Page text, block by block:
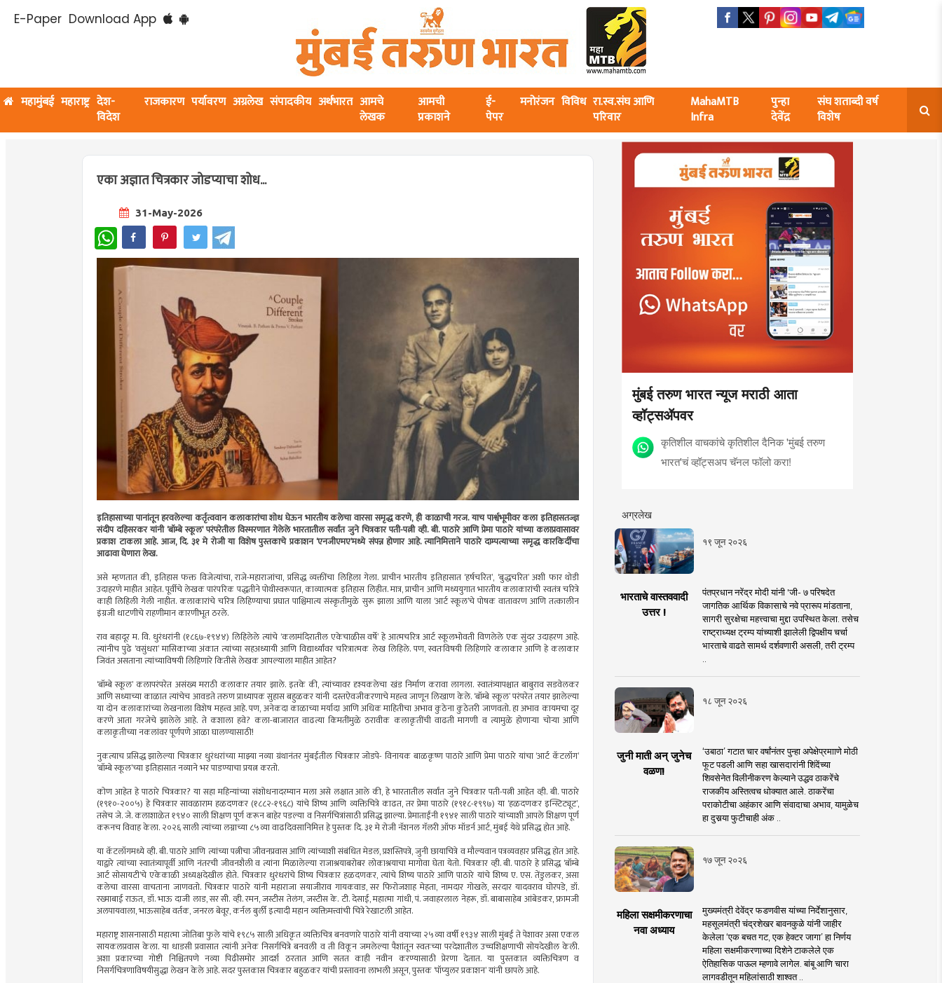
E-Paper Download App
महामुंबई महाराष्ट्र देश-
विदेश
राजकारण पर्यावरण अग्रलेख संपादकीय अर्थभारत आमचे
लेखक
आमची
प्रकाशने
ई-
पेपर
मनोरंजन विविध रा.स्व.संघ आणि
परिवार
MahaMTB
Infra
पुन्हा
देवेंद्र
संघ शताब्दी वर्ष
विशेष
एका अज्ञात चित्रकार जोडप्याचा शोध...
31-May-2026
WhatsApp
इतिहासाच्या पानांतून हरवलेल्या कर्तृत्ववान कलाकारांचा शोध घेऊन भारतीय कलेचा वारसा समृद्ध करणे, ही काळाची गरज. याच पार्श्वभूमीवर कला इतिहासतज्ज्ञ
संदीप दहिसरकर यांनी ‘बॉम्बे स्कूल’ परंपरेतील विस्मरणात गेलेले भारतातील सर्वांत जुने चित्रकार पती-पत्नी व्ही. बी. पाठारे आणि प्रेमा पाठारे यांच्या कलाप्रवासावर
प्रकाश टाकला आहे. आज, दि. ३१ मे रोजी या विशेष पुस्तकाचे प्रकाशन ‘एनजीएमए’मध्ये संपन्न होणार आहे. त्यानिमित्ताने पाठारे दाम्पत्याच्या समृद्ध कारकिर्दीचा
आढावा घेणारा लेख.
असे म्हणतात की, इतिहास फक्त विजेत्यांचा, राजे-महाराजांचा, प्रसिद्ध व्यक्तींचा लिहिला गेला. प्राचीन भारतीय इतिहासात ‘हर्षचरित’, ‘बुद्धचरित’ अशी फार थोडी
उदाहरणे माहीत आहेत. पूर्वीचे लेखक पारंपरिक पद्धतीने पोथीस्वरूपात, काव्यात्मक इतिहास लिहीत. मात्र, प्राचीन आणि मध्ययुगात भारतीय कलाकारांची स्वतंत्र चरित्रे
काही लिहिली गेली नाहीत. कलाकारांचे चरित्र लिहिण्याचा प्रघात पाश्चिमात्य संस्कृतीमुळे सुरू झाला आणि याला ‘आर्ट स्कूल’चे पोषक वातावरण आणि तत्कालीन
इंग्रजी धाटणीचे राहणीमान कारणीभूत ठरले.
राव बहादूर म. वि. धुरंधरांनी (१८६७-१९४४) लिहिलेले त्यांचे ‘कलामंदिरातील एकेचाळीस वर्षे’ हे आत्मचरित्र आर्ट स्कूलभोवती विणलेले एक सुंदर उदाहरण आहे.
त्यांनीच पुढे ‘वसुंधरा’ मासिकाच्या अंकात त्यांच्या सहअध्यायी आणि विद्यार्थ्यांवर चरित्रात्मक लेख लिहिले. पण, स्वतःविषयी लिहिणारे कलाकार आणि हे कलाकार
जिवंत असताना त्यांच्याविषयी लिहिणारे कितीसे लेखक आपल्याला माहीत आहेत?
‘बॉम्बे स्कूल’ कलापरंपरेत असंख्य मराठी कलाकार तयार झाले. इतके की, त्यांच्यावर दृश्यकलेचा खंड निर्माण करावा लागला. स्वातंत्र्यापश्चात बाबुराव सडवेलकर
आणि सध्याच्या काळात त्यांचेच आवडते तरुण प्राध्यापक सुहास बहुळकर यांनी दस्तऐवजीकरणाचे महत्त्व जाणून लिखाण केले. ‘बॉम्बे स्कूल’ परंपरेत तयार झालेल्या
या दोन कलाकारांच्या लेखनाला विशेष महत्त्व आहे. पण, अनेकदा काळाच्या मर्यादा आणि अधिक माहितीचा अभाव कुठेना कुठेतरी जाणवतो. हा अभाव कायमचा दूर
करणे आता गरजेचे झालेले आहे. ते कशाला हवे? कला-बाजारात वाढत्या किमतींमुळे ठरावीक कलाकृतींची वाढती मागणी व त्यामुळे होणार्‍या चोर्‍या आणि
कलाकृतीच्या नकलांवर पूर्णपणे आळा घालण्यासाठी!
नुकत्याच प्रसिद्ध झालेल्या चित्रकार धुरंधरांच्या माझ्या नव्या ग्रंथानंतर मुंबईतील चित्रकार जोडपे- विनायक बाळकृष्ण पाठारे आणि प्रेमा पाठारे यांचा ‘आर्ट कॅटलॉग’
‘बॉम्बे स्कूल’च्या इतिहासात नव्याने भर पाडण्याचा प्रयत्न करतो.
कोण आहेत हे पाठारे चित्रकार? या सहा महिन्यांच्या संशोधनादरम्यान मला असे लक्षात आले की, हे भारतातील सर्वांत जुने चित्रकार पती-पत्नी आहेत व्ही. बी. पाठारे
(१९१०-२००५) हे चित्रकार सावळाराम हळदणकर (१८८२-१९६८) यांचे शिष्य आणि व्यक्तिचित्रे काढत, तर प्रेमा पाठारे (१९१८-१९९७) या ‘हळदणकर इन्स्टिट्यूट’,
तसेच जे. जे. कलाशाळेत १९४० साली शिक्षण पूर्ण करून बाहेर पडल्या व निसर्गचित्रांसाठी प्रसिद्ध झाल्या. प्रेमाताईंनी १९४१ साली पाठारे यांच्याशी आपले शिक्षण पूर्ण
करूनच विवाह केला. २०२६ साली त्यांच्या लग्नाच्या ८५व्या वाढदिवसानिमित्त हे पुस्तक दि. ३१ मे रोजी नॅशनल गॅलरी ऑफ मॉडर्न आर्ट, मुंबई येथे प्रसिद्ध होत आहे.
या कॅटलॉगमध्ये व्ही. बी. पाठारे आणि त्यांच्या पत्नीचा जीवनप्रवास आणि त्यांच्याशी संबंधित मेडल, प्रशस्तिपत्रे, जुनी छायाचित्रे व मौल्यवान पत्रव्यवहार प्रसिद्ध होत आहे.
याद्वारे त्यांच्या स्वातंत्र्यापूर्वी आणि नंतरची जीवनशैली व त्यांना मिळालेल्या राजाश्रयाबरोबर लोकाश्रयाचा मागोवा घेता येतो. चित्रकार व्ही. बी. पाठारे हे प्रसिद्ध ‘बॉम्बे
आर्ट सोसायटी’चे एकेकाळी अध्यक्षदेखील होते. चित्रकार धुरंधरांचे शिष्य चित्रकार हळदणकर, त्यांचे शिष्य पाठारे आणि पाठारे यांचे शिष्य ए. एस. तेंडुलकर, असा
कलेचा वारसा वाचताना जाणवतो. चित्रकार पाठारे यांनी महाराजा सयाजीराव गायकवाड, सर फिरोजशाह मेहता, नामदार गोखले, सरदार यादवराव घोरपडे, डॉ.
रख्माबाई राऊत, डॉ. भाऊ दाजी लाड, सर सी. व्ही. रमन, जस्टीस तेलंग, जस्टीस के. टी. देसाई, महात्मा गांधी, पं. जवाहरलाल नेहरू, डॉ. बाबासाहेब आंबेडकर, फ्रामजी
अलपायवाला, भाऊसाहेब वर्तक, जनरल बेवूर, कर्नल बुर्ली इत्यादी महान व्यक्तिमत्त्वांची चित्रे रेखाटली आहेत.
महाराष्ट्र शासनासाठी महात्मा जोतिबा फुले यांचे १९८५ साली अधिकृत व्यक्तिचित्र बनवणारे पाठारे यांनी वयाच्या २५व्या वर्षी १९३४ साली मुंबई ते पेशावर असा एकल
सायकलप्रवास केला. या धाडसी प्रवासात त्यांनी अनेक निसर्गचित्रे बनवली व ती विकून जमलेल्या पैशांतून स्वतःच्या परदेशातील उच्चशिक्षणाची सोयदेखील केली.
अशा प्रकारच्या गोष्टी निश्चितपणे नव्या पिढीसमोर आदर्श ठरतात आणि सतत काही नवीन करण्यासाठी प्रेरणा देतात. या पुस्तकात व्यक्तिचित्रण व
निसर्गचित्रणाविषयीसुद्धा लेखन केले आहे. सदर पुस्तकास चित्रकार बहुळकर यांची प्रस्तावना लाभली असून, पुस्तक ‘पॉप्युलर प्रकाशन’ यांनी छापले आहे.
मुंबई तरुण भारत न्यूज मराठी आता
व्हॉट्सॲपवर
कृतिशील वाचकांचे कृतिशील दैनिक 'मुंबई तरुण
भारत'चं व्हॉट्सअप चॅनल फॉलो करा!
अग्रलेख
१९ जून २०२६
भारताचे वास्तववादी
उत्तर !
पंतप्रधान नरेंद्र मोदी यांनी 'जी- ७ परिषदेत
जागतिक आर्थिक विकासाचे नवे प्रारूप मांडताना,
सागरी सुरक्षेचा महत्त्वाचा मुद्दा उपस्थित केला. तसेच
राष्ट्राध्यक्ष ट्रम्प यांच्याशी झालेली द्विपक्षीय चर्चा
भारताचे वाढते सामर्थ दर्शवणारी असली, तरी ट्रम्प
१८ जून २०२६
जुनी माती अन् जुनेच
वळण!
‘उबाठा’ गटात चार वर्षांनंतर पुन्हा अपेक्षेप्रमााणे मोठी
फूट पडली आणि सहा खासदारांनी शिंदेंच्या
शिवसेनेत विलीनीकरण केल्याने उद्धव ठाकरेंचे
राजकीय अस्तित्वच धोक्यात आले. ठाकरेंचा
पराकोटीचा अहंकार आणि संवादाचा अभाव, यामुळेच
हा दुसर्‍या फुटीचाही अंक ..
१७ जून २०२६
महिला सक्षमीकरणाचा
नवा अध्याय
मुख्यमंत्री देवेंद्र फडणवीस यांच्या निर्देशानुसार,
महसूलमंत्री चंद्रशेखर बावनकुळे यांनी जाहीर
केलेला ‘एक बचत गट, एक हेक्टर जागा’ हा निर्णय
महिला सक्षमीकरणाच्या दिशेने टाकलेले एक
ऐतिहासिक पाऊल म्हणावे लागेल. बांबू आणि चारा
लागवडीतून महिलांसाठी शाश्वत ..